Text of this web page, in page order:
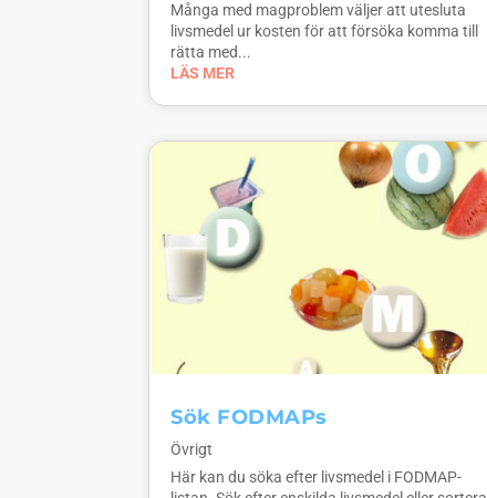
Många med magproblem väljer att utesluta
livsmedel ur kosten för att försöka komma till
rätta med...
LÄS MER
Sök FODMAPs
Övrigt
Här kan du söka efter livsmedel i FODMAP-